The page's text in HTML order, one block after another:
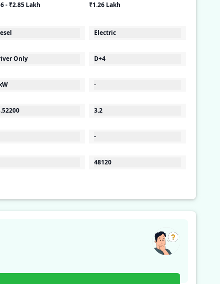
- ₹2.85 Lakh
Only
₹1.26 Lakh
Electric
D+4
-
3.2
-
48120